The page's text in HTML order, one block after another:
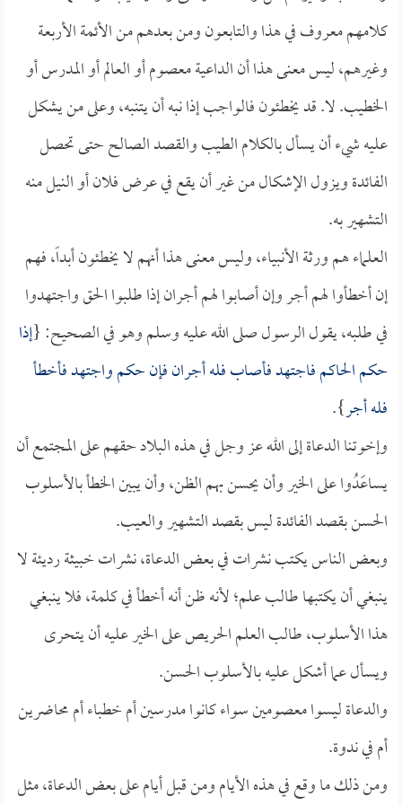
كلامهم معروف في هذا والتابعون ومن بعدهم من الأئمة الأربعة
وغيرهم، ليس معنى هذا أن الداعية معصوم أو العالم أو المدرس أو
الخطيب. لا. قد يخطئون فالواجب إذا نبه أن يتنبه، وعلى من يشكل
عليه شيء أن يسأل بالكلام الطيب والقصد الصالح حتى تحصل
الفائدة ويزول الإشكال من غير أن يقع في عرض فلان أو النيل منه
التشهير به.
العلماء هم ورثة الأنبياء، وليس معنى هذا أنهم لا يخطئون أبداً، فهم
إن أخطأوا لهم أجر وإن أصابوا لهم أجران إذا طلبوا الحق واجتهدوا
في طلبه، يقول الرسول صلى الله عليه وسلم وهو في الصحيح: {إذا
حكم الحاكم فاجتهد فأصاب فله أجران فإن حكم واجتهد فأخطأ
فله أجر}.
وإخوتنا الدعاة إلى الله عز وجل في هذه البلاد حقهم على المجتمع أن
يساعَدُوا على الخير وأن يحسن بهم الظن، وأن يبين الخطأ بالأسلوب
الحسن بقصد الفائدة ليس بقصد التشهير والعيب.
وبعض الناس يكتب نشرات في بعض الدعاة، نشرات خبيثة رديئة لا
ينبغي أن يكتبها طالب علم؛ لأنه ظن أنه أخطأ في كلمة، فلا ينبغي
هذا الأسلوب، طالب العلم الحريص على الخير عليه أن يتحرى
ويسأل عما أشكل عليه بالأسلوب الحسن.
والدعاة ليسوا معصومين سواء كانوا مدرسين أم خطباء أم محاضرين
أم في ندوة.
ومن ذلك ما وقع في هذه الأيام ومن قبل أيام على بعض الدعاة، مثل